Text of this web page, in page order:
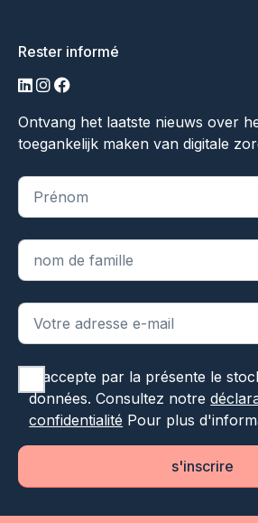
Rester informé
LinkedIn
Instagram
Facebook
Ontvang het laatste nieuws over
toegankelijk maken van digitale
"*" indique les champs obligatoires
J'accepte par la présente le
données. Consultez notre
confidentialité Pour plus
s'inscrire